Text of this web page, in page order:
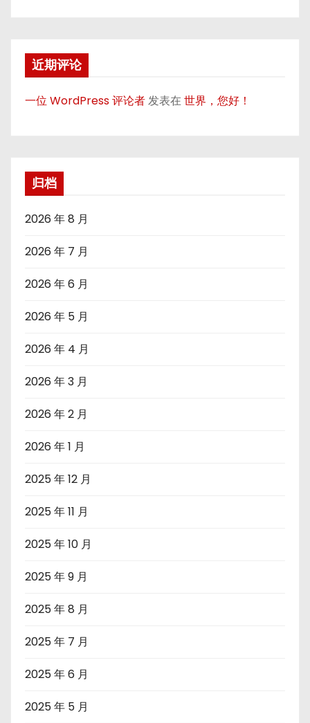
近期评论
一位 WordPress 评论者发表在世界，您好！
归档
2026 年 8 月
2026 年 7 月
2026 年 6 月
2026 年 5 月
2026 年 4 月
2026 年 3 月
2026 年 2 月
2026 年 1 月
2025 年 12 月
2025 年 11 月
2025 年 10 月
2025 年 9 月
2025 年 8 月
2025 年 7 月
2025 年 6 月
2025 年 5 月